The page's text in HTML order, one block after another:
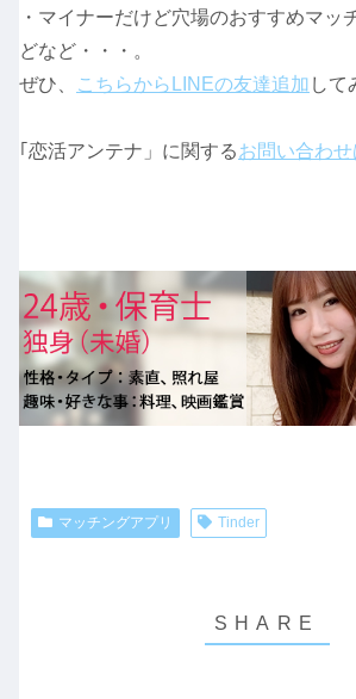
・マイナーだけど穴場のおすすめマ
どなど・・・。
ぜひ、
こちらからLINEの友達追加 して
｢恋活アンテナ」に関するお問い合わせ
マッチングアプリ Tinder